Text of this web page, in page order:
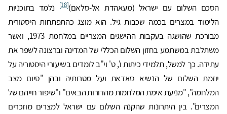
הסכם השלום עם ישראל (מעאהדת אל-סלאם)[18]
נלמד בתוכניות
הלימוד במצרים בכמה שכבות גיל. הוא מוצג כהתפתחות היסטורית
מבורכת שהושגה בעקבות ההישגים המצריים במלחמת 1973, ואשר
משתלבת במשתמע בחזון השלום הכללי של המדינה וברצונה לשפר את
עתידה. כך למשל, תלמידי כיתות ו', ט' וי"ב לומדים בשיעורי היסטוריה על
יוזמת השלום של הנשיא סאדאת ועל מטרותיה ובהן "סיום מצב
המלחמה", "מניעת אימת המלחמות מהדורות הבאים" ו"שיפור חייהם של
המצרים". בין היתרונות שהקנה השלום עם ישראל למצרים מוזכרים